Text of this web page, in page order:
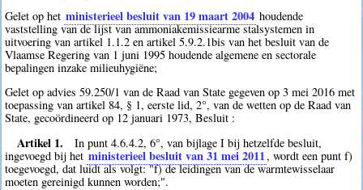
Gelet op het ministerieel besluit van 19 maart 2004 houdende
vaststelling van de lijst van ammoniakemissiearme stalsystemen in
uitvoering van artikel 1.1.2 en artikel 5.9.2.1bis van het besluit van de
Vlaamse Regering van 1 juni 1995 houdende algemene en sectorale
bepalingen inzake milieuhygiëne;
Gelet op advies 59.250/1 van de Raad van State gegeven op 3 mei 2016 met
toepassing van artikel 84, § 1, eerste lid, 2°, van de wetten op de Raad van
State, gecoördineerd op 12 januari 1973, Besluit :
Artikel 1.
In punt 4.6.4.2, 6°, van bijlage I bij hetzelfde besluit,
ingevoegd bij het ministerieel besluit van 31 mei 2011, wordt een punt f)
toegevoegd, dat luidt als volgt: "f) de leidingen van de warmtewisselaar
moeten gereinigd kunnen worden;".